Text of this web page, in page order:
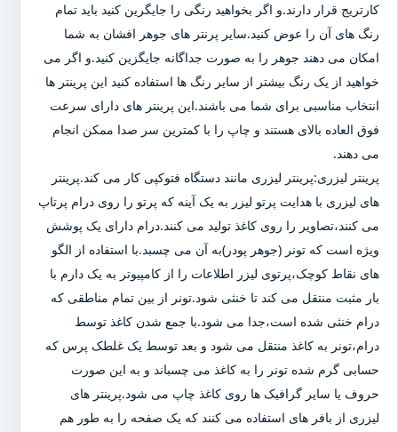
کارتریج قرار دارند.و اگر بخواهید رنگی را جایگرین کنید باید تمام
رنگ های آن را عوض کنید.سایر پرنتر های جوهر افشان به شما
امکان می دهند جوهر را به صورت جداگانه جایگزین کنید.و اگر می
خواهید از یک رنگ بیشتر از سایر رنگ ها استفاده کنید این پرینتر ها
انتخاب مناسبی برای شما می باشند.این پرینتر های دارای سرعت
فوق العاده بالای هستند و چاپ را با کمترین سر صدا ممکن انجام
می دهند.
پرینتر لیزری:پرینتر لیزری مانند دستگاه فتوکپی کار می کند.پرینتر
های لیزری با هدایت پرتو لیزر به یک آینه که پرتو را روی درام پرتاپ
می کنند،تصاویر را روی کاغذ تولید می کنند.درام دارای یک پوشش
ویژه است که تونر (جوهر پودر)به آن می چسبد.با استفاده از الگو
های نقاط کوچک،پرتوی لیزر اطلاعات را از کامپیوتر به یک دارم با
بار مثبت منتقل می کند تا خنثی شود.تونر از بین تمام مناطقی که
درام خنثی شده است،جدا می شود.با جمع شدن کاغذ توسط
درام،تونر به کاغذ منتقل می شود و بعد توسط یک غلطک پرس که
حسابی گرم شده تونر را به کاغذ می چسباند و به این صورت
حروف یا سایر گرافیک ها روی کاغذ چاپ می شود.پرینتر های
لیزری از بافر های استفاده می کنند که یک صفحه را به طور هم